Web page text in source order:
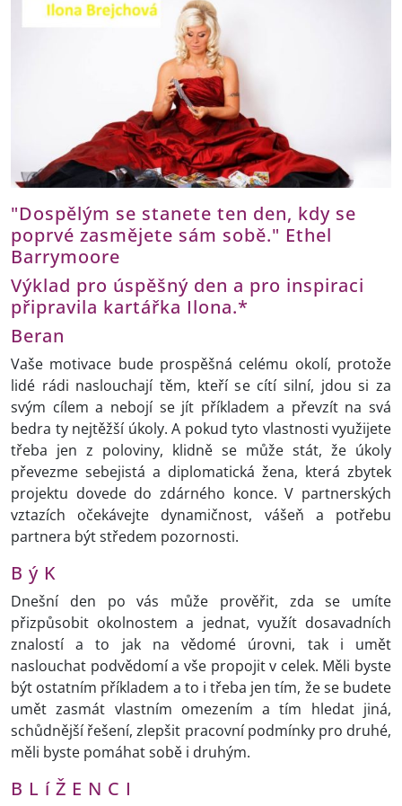
"Dospělým se stanete ten den, kdy se
poprvé zasmějete sám sobě." Ethel
Barrymoore
Výklad pro úspěšný den a pro inspiraci
připravila kartářka Ilona.*
Beran
Vaše motivace bude prospěšná celému okolí, protože
lidé rádi naslouchají těm, kteří se cítí silní, jdou si za
svým cílem a nebojí se jít příkladem a převzít na svá
bedra ty nejtěžší úkoly. A pokud tyto vlastnosti využijete
třeba jen z poloviny, klidně se může stát, že úkoly
převezme sebejistá a diplomatická žena, která zbytek
projektu dovede do zdárného konce. V partnerských
vztazích očekávejte dynamičnost, vášeň a potřebu
partnera být středem pozornosti.
B ý K
Dnešní den po vás může prověřit, zda se umíte
přizpůsobit okolnostem a jednat, využít dosavadních
znalostí a to jak na vědomé úrovni, tak i umět
naslouchat podvědomí a vše propojit v celek. Měli byste
být ostatním příkladem a to i třeba jen tím, že se budete
umět zasmát vlastním omezením a tím hledat jiná,
schůdnější řešení, zlepšit pracovní podmínky pro druhé,
měli byste pomáhat sobě i druhým.
B L í Ž E N C I